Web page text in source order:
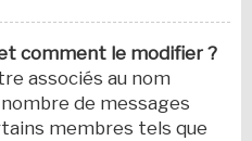
comment le modifier ?
associés au nom
de messages
membres tels que